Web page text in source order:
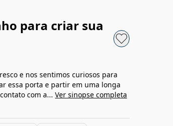
para criar sua
e nos sentimos curiosos para
essa porta e partir em uma longa
com a... Ver sinopse completa